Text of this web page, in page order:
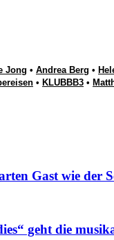
Jong • Andrea Berg •
• KLUBBB3 •
Gast wie der
geht die